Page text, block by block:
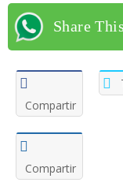
Share
Compartir
Compartir